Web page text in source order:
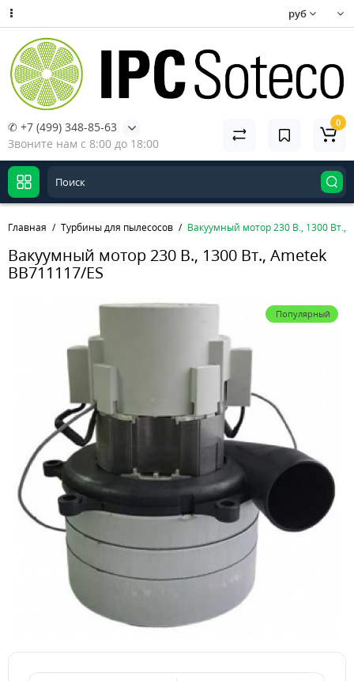
руб
✆ +7 (499) 348-85-63
Звоните нам с 8:00 до 18:00
0
Главная Турбины для пылесосов Вакуумный мотор 230 В., 1300 Вт.,
Вакуумный мотор 230 В., 1300 Вт., Ametek
BB711117/ES
Популярный